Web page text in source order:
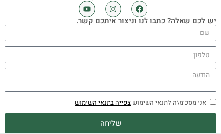
יש לכם שאלה? כתבו לנו וניצור איתכם קשר.
אני מסכימ\ה לתנאי השימוש צפייה בתנאי השימוש
שליחה